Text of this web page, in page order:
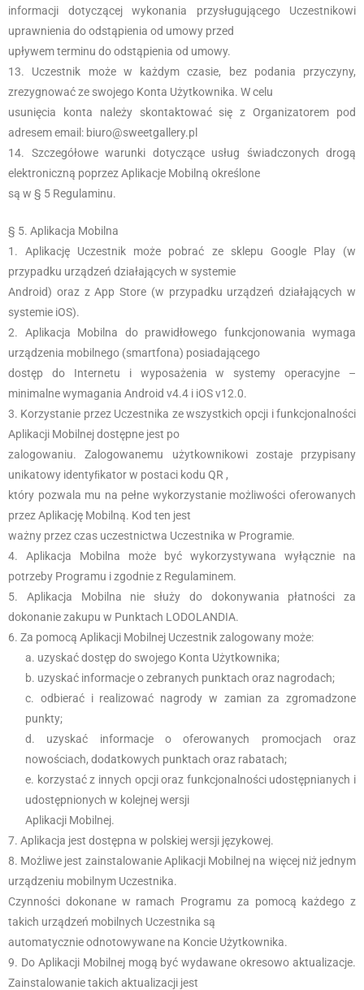
informacji dotyczącej wykonania przysługującego Uczestnikowi
uprawnienia do odstąpienia od umowy przed
upływem terminu do odstąpienia od umowy.
Uczestnik może w każdym czasie, bez podania przyczyny,
zrezygnować ze swojego Konta Użytkownika. W celu
usunięcia konta należy skontaktować się z Organizatorem pod
adresem email: biuro@sweetgallery.pl
Szczegółowe warunki dotyczące usług świadczonych drogą
elektroniczną poprzez Aplikacje Mobilną określone
są w § 5 Regulaminu.
§ 5. Aplikacja Mobilna
Aplikację Uczestnik może pobrać ze sklepu Google Play (w
przypadku urządzeń działających w systemie
Android) oraz z App Store (w przypadku urządzeń działających w
systemie iOS).
Aplikacja Mobilna do prawidłowego funkcjonowania wymaga
urządzenia mobilnego (smartfona) posiadającego
dostęp do Internetu i wyposażenia w systemy operacyjne –
minimalne wymagania Android v4.4 i iOS v12.0.
Korzystanie przez Uczestnika ze wszystkich opcji i funkcjonalności
Aplikacji Mobilnej dostępne jest po
zalogowaniu. Zalogowanemu użytkownikowi zostaje przypisany
unikatowy identyﬁkator w postaci kodu QR ,
który pozwala mu na pełne wykorzystanie możliwości oferowanych
przez Aplikację Mobilną. Kod ten jest
ważny przez czas uczestnictwa Uczestnika w Programie.
Aplikacja Mobilna może być wykorzystywana wyłącznie na
potrzeby Programu i zgodnie z Regulaminem.
Aplikacja Mobilna nie służy do dokonywania płatności za
dokonanie zakupu w Punktach LODOLANDIA.
Za pomocą Aplikacji Mobilnej Uczestnik zalogowany może:
uzyskać dostęp do swojego Konta Użytkownika;
uzyskać informacje o zebranych punktach oraz nagrodach;
odbierać i realizować nagrody w zamian za zgromadzone
punkty;
uzyskać informacje o oferowanych promocjach oraz
nowościach, dodatkowych punktach oraz rabatach;
korzystać z innych opcji oraz funkcjonalności udostępnianych i
udostępnionych w kolejnej wersji
Aplikacji Mobilnej.
Aplikacja jest dostępna w polskiej wersji językowej.
Możliwe jest zainstalowanie Aplikacji Mobilnej na więcej niż jednym
urządzeniu mobilnym Uczestnika.
Czynności dokonane w ramach Programu za pomocą każdego z
takich urządzeń mobilnych Uczestnika są
automatycznie odnotowywane na Koncie Użytkownika.
Do Aplikacji Mobilnej mogą być wydawane okresowo aktualizacje.
Zainstalowanie takich aktualizacji jest